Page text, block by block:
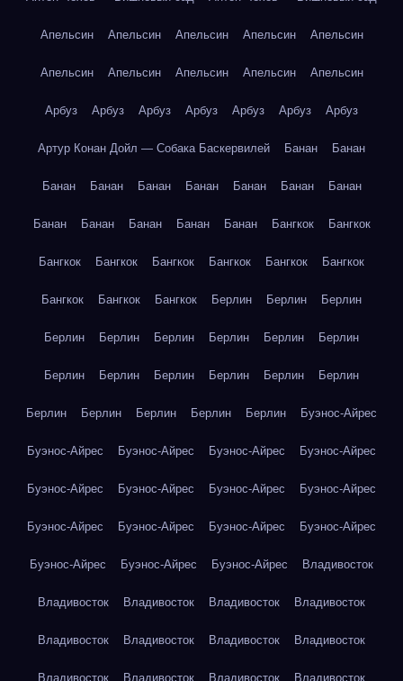
Апельсин Апельсин Апельсин Апельсин Апельсин
Апельсин Апельсин Апельсин Апельсин Апельсин
Арбуз Арбуз Арбуз Арбуз Арбуз Арбуз Арбуз
Артур Конан Дойл — Собака Баскервилей Банан Банан
Банан Банан Банан Банан Банан Банан Банан
Банан Банан Банан Банан Банан Бангкок Бангкок
Бангкок Бангкок Бангкок Бангкок Бангкок Бангкок
Бангкок Бангкок Бангкок Берлин Берлин Берлин
Берлин Берлин Берлин Берлин Берлин Берлин
Берлин Берлин Берлин Берлин Берлин Берлин
Берлин Берлин Берлин Берлин Берлин Буэнос-Айрес
Буэнос-Айрес Буэнос-Айрес Буэнос-Айрес Буэнос-Айрес
Буэнос-Айрес Буэнос-Айрес Буэнос-Айрес Буэнос-Айрес
Буэнос-Айрес Буэнос-Айрес Буэнос-Айрес Буэнос-Айрес
Буэнос-Айрес Буэнос-Айрес Буэнос-Айрес Владивосток
Владивосток Владивосток Владивосток Владивосток
Владивосток Владивосток Владивосток Владивосток
Владивосток Владивосток Владивосток Владивосток